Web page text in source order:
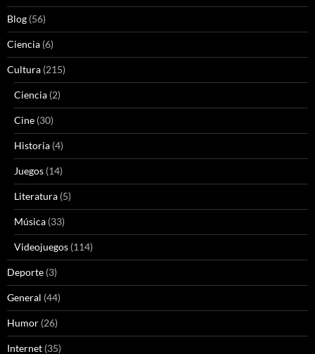
Blog (56)
Ciencia (6)
Cultura (215)
Ciencia (2)
Cine (30)
Historia (4)
Juegos (14)
Literatura (5)
Música (33)
Videojuegos (114)
Deporte (3)
General (44)
Humor (26)
Internet (35)